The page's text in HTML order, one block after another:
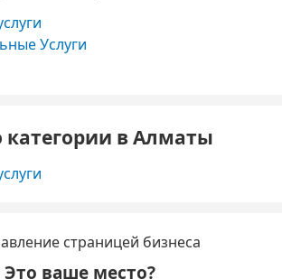
Услуги
в Алматы
Это ваше место?